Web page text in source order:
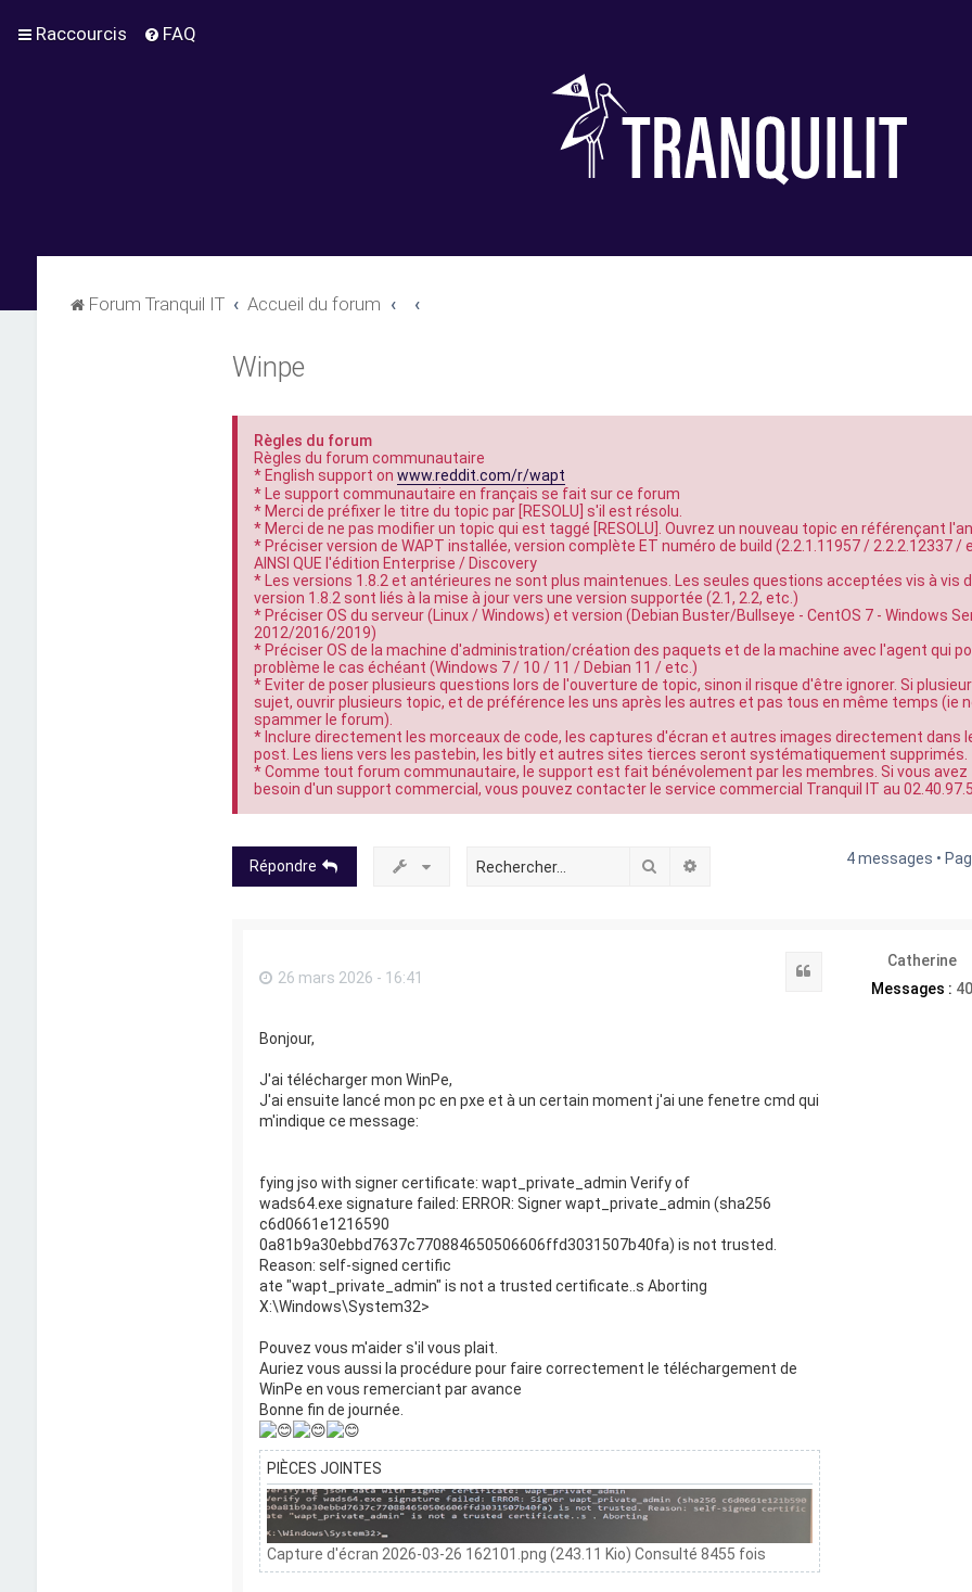
Raccourcis FAQ
Forum Tranquil IT Accueil du forum
Winpe
Règles du forum
Règles du forum communautaire
* English support on www.reddit.com/r/wapt
* Le support communautaire en français se fait sur ce forum
* Merci de préfixer le titre du topic par [RESOLU] s'il est résolu.
* Merci de ne pas modifier un topic qui est taggé [RESOLU]. Ouvrez un nouveau topic en référençant
* Préciser version de WAPT installée, version complète ET numéro de build (2.2.1.11957 / 2.2.2.12337 /
AINSI QUE l'édition Enterprise / Discovery
* Les versions 1.8.2 et antérieures ne sont plus maintenues. Les seules questions acceptées vis à vis
version 1.8.2 sont liés à la mise à jour vers une version supportée (2.1, 2.2, etc.)
* Préciser OS du serveur (Linux / Windows) et version (Debian Buster/Bullseye - CentOS 7 - Windows
2012/2016/2019)
* Préciser OS de la machine d'administration/création des paquets et de la machine avec l'agent qui
problème le cas échéant (Windows 7 / 10 / 11 / Debian 11 / etc.)
* Eviter de poser plusieurs questions lors de l'ouverture de topic, sinon il risque d'être ignorer. Si
sujet, ouvrir plusieurs topic, et de préférence les uns après les autres et pas tous en même temps (ie
spammer le forum).
* Inclure directement les morceaux de code, les captures d'écran et autres images directement dans
post. Les liens vers les pastebin, les bitly et autres sites tierces seront systématiquement supprimés.
* Comme tout forum communautaire, le support est fait bénévolement par les membres. Si vous avez
besoin d'un support commercial, vous pouvez contacter le service commercial Tranquil IT au
Répondre Rechercher 4 messages •
Catherine
Messages : 40
26 mars 2026 - 16:41
Bonjour,
J'ai télécharger mon WinPe,
J'ai ensuite lancé mon pc en pxe et à un certain moment j'ai une fenetre cmd qui
m'indique ce message:
fying jso with signer certificate: wapt_private_admin Verify of
wads64.exe signature failed: ERROR: Signer wapt_private_admin (sha256
c6d0661e1216590
0a81b9a30ebbd7637c770884650506606ffd3031507b40fa) is not trusted.
Reason: self-signed certific
ate "wapt_private_admin" is not a trusted certificate..s Aborting
X:\Windows\System32>
Pouvez vous m'aider s'il vous plait.
Auriez vous aussi la procédure pour faire correctement le téléchargement de
WinPe en vous remerciant par avance
Bonne fin de journée.
PIÈCES JOINTES
Capture d'écran 2026-03-26 162101.png (243.11 Kio) Consulté 8455 fois